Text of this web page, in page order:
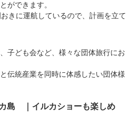
ができます。
きに運航しているので、計画を立て
子ども会など、様々な団体旅行にお
伝統産業を同時に体感したい団体様
島 ｜ イルカショーも楽しめ